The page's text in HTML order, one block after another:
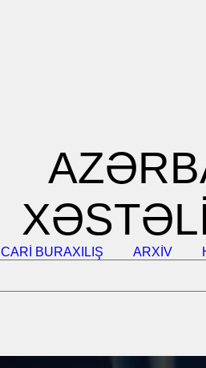
CARI BURAXILIŞ ARXIV